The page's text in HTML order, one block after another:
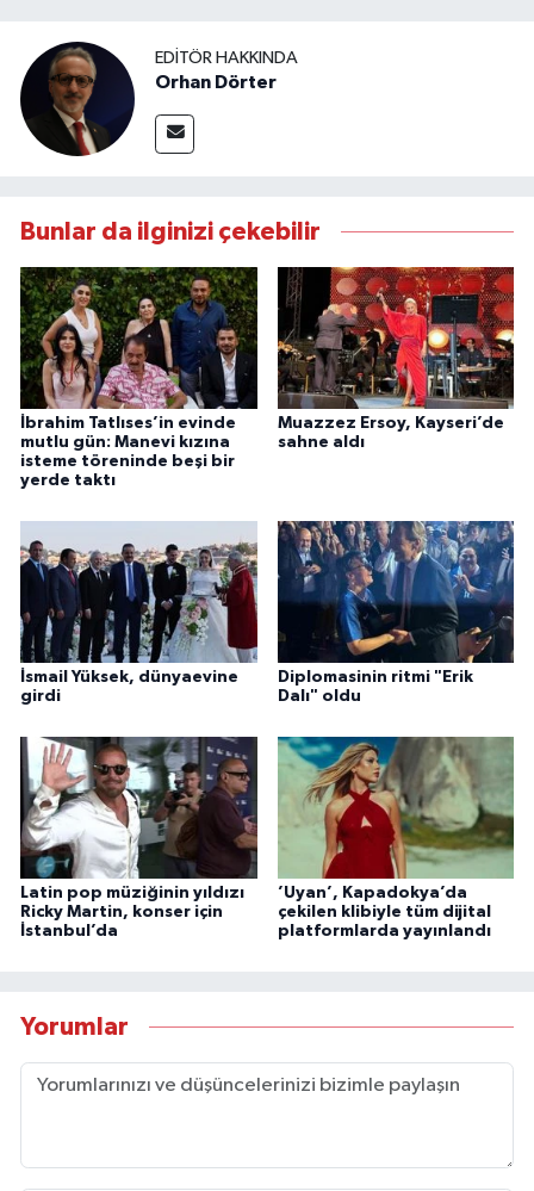
EDITÖR HAKKINDA
Orhan Dörter
Bunlar da ilginizi çekebilir
İbrahim Tatlıses’in evinde
mutlu gün: Manevi kızına
isteme töreninde beşi bir
yerde taktı
Muazzez Ersoy, Kayseri’de
sahne aldı
İsmail Yüksek, dünyaevine
girdi
Diplomasinin ritmi "Erik
Dalı" oldu
Latin pop müziğinin yıldızı
Ricky Martin, konser için
İstanbul’da
’Uyan’, Kapadokya’da
çekilen klibiyle tüm dijital
platformlarda yayınlandı
Yorumlar